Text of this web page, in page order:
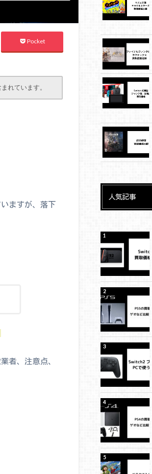
Pocket
れています。
ますが、落下
者、注意点、
人気記事